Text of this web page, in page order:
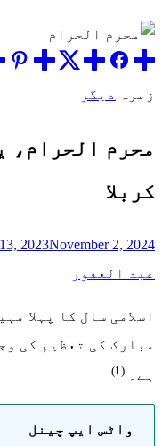
زمرہ دیگر
محرم الحرام،
کربلا
2023November 2, 2024
عبد الغفور
اسلامی سال کا پہلا
مبارک کی تعظیم کی
ہے۔ (1)
واٹس ایپ چینل